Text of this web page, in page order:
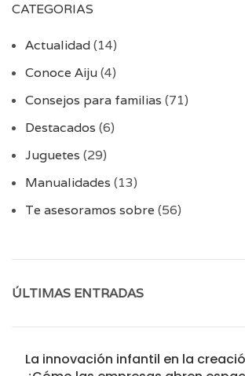
CATEGORIAS
Actualidad(14)
Conoce Aiju(4)
Consejos para familias (71)
Destacados (6)
Juguetes (29)
Manualidades (13)
Te asesoramos sobre (56)
ÚLTIMAS ENTRADAS
La innovación infantil en la